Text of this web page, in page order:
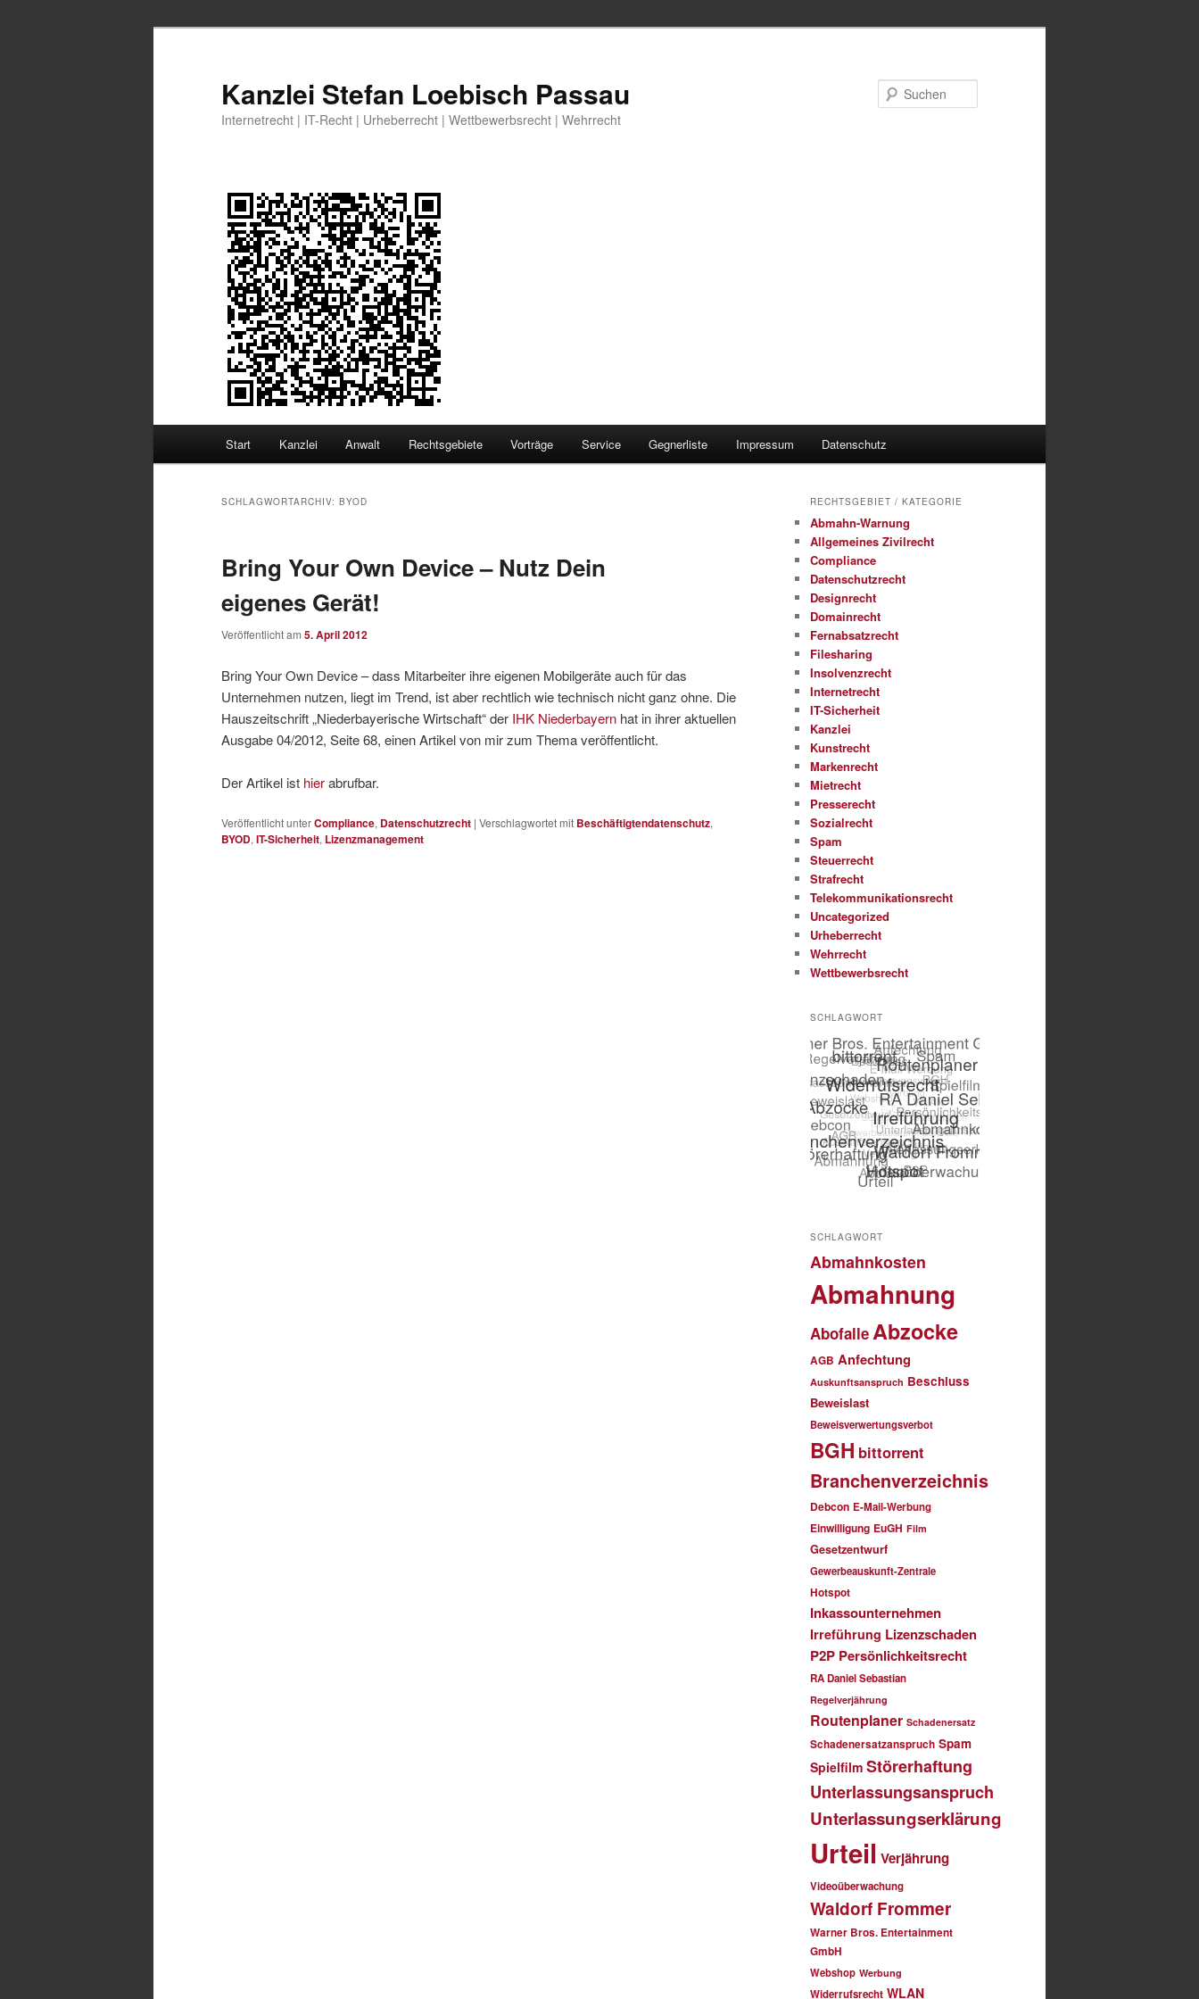
Kanzlei Stefan Loebisch Passau
Internetrecht | IT-Recht | Urheberrecht | Wettbewerbsrecht | Wehrrecht
Start Kanzlei Anwalt Rechtsgebiete Vorträge Service Gegnerliste Impressum Datenschutz
SCHLAGWORTARCHIV: BYOD
Bring Your Own Device – Nutz Dein
eigenes Gerät!
Veröffentlicht am 5. April 2012
Bring Your Own Device – dass Mitarbeiter ihre eigenen Mobilgeräte auch für das
Unternehmen nutzen, liegt im Trend, ist aber rechtlich wie technisch nicht ganz ohne. Die
Hauszeitschrift „Niederbayerische Wirtschaft“ der IHK Niederbayern hat in ihrer aktuellen
Ausgabe 04/2012, Seite 68, einen Artikel von mir zum Thema veröffentlicht.
Der Artikel ist hierabrufbar.
Veröffentlicht unterCompliance, Datenschutzrecht | Verschlagwortet mit Beschäftigtendatenschutz,
BYOD, IT-Sicherheit, Lizenzmanagement
RECHTSGEBIET / KATEGORIE
Abmahn-Warnung
Allgemeines Zivilrecht
Compliance
Datenschutzrecht
Designrecht
Domainrecht
Fernabsatzrecht
Filesharing
Insolvenzrecht
Internetrecht
IT-Sicherheit
Kanzlei
Kunstrecht
Markenrecht
Mietrecht
Presserecht
Sozialrecht
Spam
Steuerrecht
Strafrecht
Telekommunikationsrecht
Uncategorized
Urheberrecht
Wehrrecht
Wettbewerbsrecht
SCHLAGWORT
SCHLAGWORT
Abmahnkosten
Abmahnung
AbofalleAbzocke
AGB Anfechtung
Auskunftsanspruch Beschluss
Beweislast
Beweisverwertungsverbot
BGH bittorrent
Branchenverzeichnis
Debcon E-Mail-Werbung
Einwilligung EuGH Film
Gesetzentwurf
Gewerbeauskunft-Zentrale
Hotspot
Inkassounternehmen
Irreführung Lizenzschaden
P2P Persönlichkeitsrecht
RA Daniel Sebastian
Regelverjährung
Routenplaner Schadenersatz
Schadenersatzanspruch Spam
Spielfilm Störerhaftung
Unterlassungsanspruch
Unterlassungserklärung
Urteil Verjährung
Videoüberwachung
Waldorf Frommer
Warner Bros. Entertainment
GmbH
Webshop Werbung
Widerrufsrecht WLAN